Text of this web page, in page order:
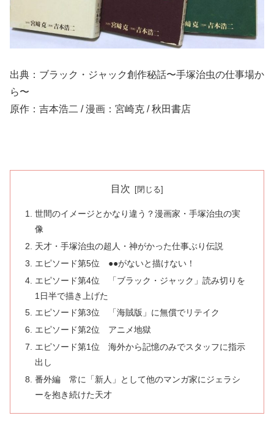
出典：ブラック・ジャック創作秘話〜手塚治虫の仕事場か
ら〜
原作：吉本浩二 / 漫画：宮崎克 / 秋田書店
目次
世間のイメージとかなり違う？漫画家・手塚治虫の実
像
天才・手塚治虫の超人・神がかった仕事ぶり伝説
エピソード第5位 ●●がないと描けない！
エピソード第4位 「ブラック・ジャック」読み切りを
1日半で描き上げた
エピソード第3位 「海賊版」に無償でリテイク
エピソード第2位 アニメ地獄
エピソード第1位 海外から記憶のみでスタッフに指示
出し
番外編 常に「新人」として他のマンガ家にジェラシ
ーを抱き続けた天才